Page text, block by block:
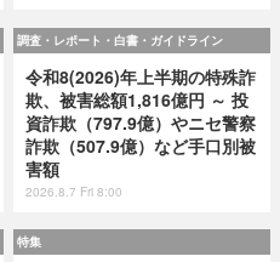
調査・レポート・白書・ガイドライン
令和8(2026)年上半期の特殊詐
欺、被害総額1,816億円 ～ 投
資詐欺（797.9億）やニセ警察
詐欺（507.9億）など手口別被
害額
2026.8.7 Fri 8:00
特集